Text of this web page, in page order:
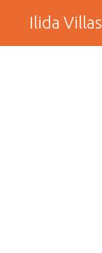
Ilida Villas